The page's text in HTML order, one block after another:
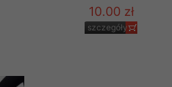
10.00 zł
szczegóły